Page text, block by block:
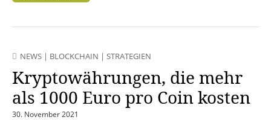
NEWS | BLOCKCHAIN | STRATEGIEN
Kryptowährungen, die mehr
als 1000 Euro pro Coin kosten
30. November 2021